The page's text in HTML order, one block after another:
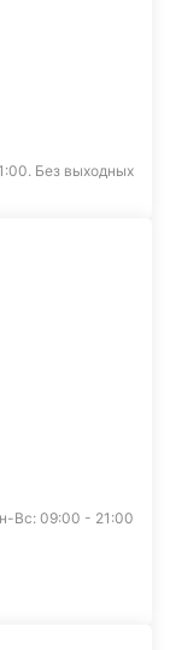
Без выходных
Вс: 09:00 - 21:00